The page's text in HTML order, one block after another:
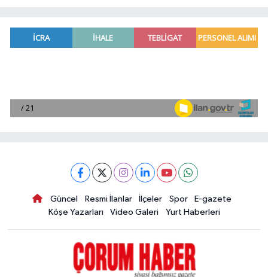
Güncel Resmi İlanlar İlçeler Spor
E-gazete
Köşe Yazarları
Video Galeri Yurt Haberleri